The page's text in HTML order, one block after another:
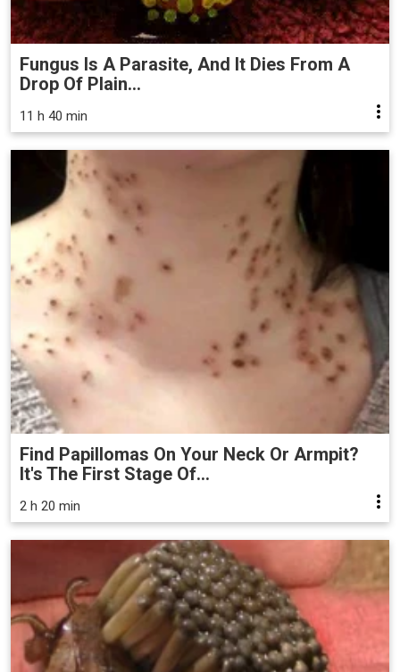
Fungus Is A Parasite, And It Dies From A
Drop Of Plain...
11 h 40 min
Find Papillomas On Your Neck Or Armpit?
It's The First Stage Of...
2 h 20 min